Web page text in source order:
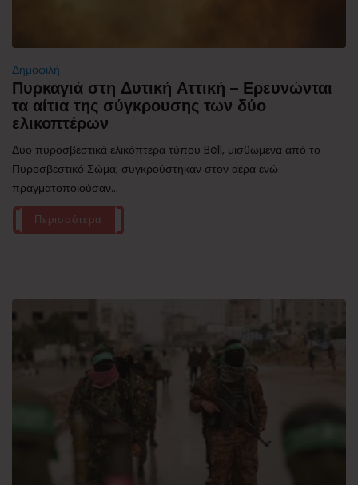
Δημοφιλή
Πυρκαγιά στη Δυτική Αττική – Ερευνώνται
τα αίτια της σύγκρουσης των δύο
ελικοπτέρων
Δύο πυροσβεστικά ελικόπτερα τύπου Bell, μισθωμένα από το
Πυροσβεστικό Σώμα, συγκρούστηκαν στον αέρα ενώ
πραγματοποιούσαν...
Περισσότερα